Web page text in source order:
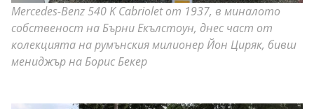
Mercedes-Benz 540 K Cabriolet от 1937, в миналото
собственост на Бърни Екълстоун, днес част от
колекцията на румънския милионер Йон Циряк, бивш
мениджър на Борис Бекер